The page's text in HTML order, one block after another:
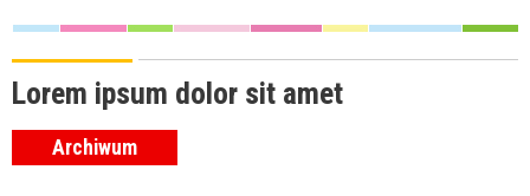
Lorem ipsum dolor sit amet
Archiwum